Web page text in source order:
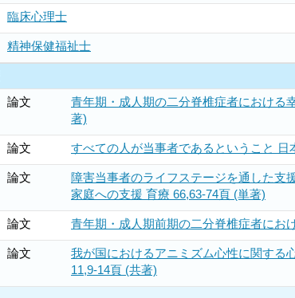
臨床心理士
精神保健福祉士
論文
青年期・成人期の二分脊椎症者におけ
著)
論文 すべての人が当事者であるということ
論文
障害当事者のライフステージを通した支
家庭への支援 育療 66,63-74頁 (単著)
論文 青年期・成人期前期の二分脊椎症者にお
論文
我が国におけるアニミズム心性に関す
11,9-14頁 (共著)